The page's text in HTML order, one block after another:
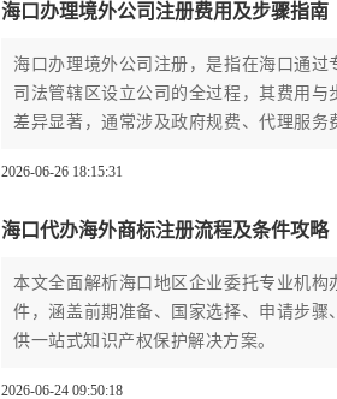
海口办理境外公司注册费用及步骤指南
海口办理境外公司注册，是指在海口通
司法管辖区设立公司的全过程，其费用
差异显著，通常涉及政府规费、代理服
2026-06-26 18:15:31
海口代办海外商标注册流程及条件攻略
本文全面解析海口地区企业委托专业机
件，涵盖前期准备、国家选择、申请步
供一站式知识产权保护解决方案。
2026-06-24 09:50:18